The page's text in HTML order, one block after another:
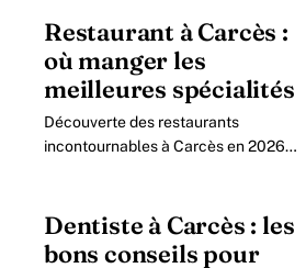
digitalisation.
Restaurant à Carcès :
où manger les
meilleures spécialités
Découverte des restaurants
incontournables à Carcès en 2026
au cœur.
Dentiste à Carcès : les
bons conseils pour